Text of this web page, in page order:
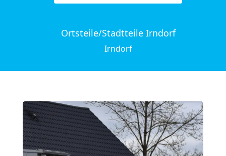
Ortsteile/Stadtteile Irndorf
Irndorf